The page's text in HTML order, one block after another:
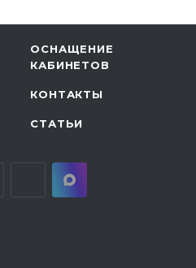
ОСНАЩЕНИЕ
КАБИНЕТОВ
КОНТАКТЫ
СТАТЬИ